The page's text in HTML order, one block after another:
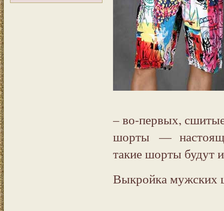
– во-первых,
шорты —
такие шорты будут
Выкройка мужских